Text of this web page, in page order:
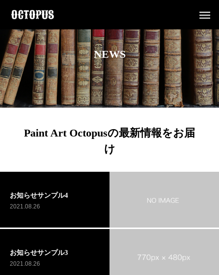
NEWS
Paint Art Octopusの最新情報をお届
け
お知らせサンプル4
2021.08.26
お知らせサンプル3
2021.08.26